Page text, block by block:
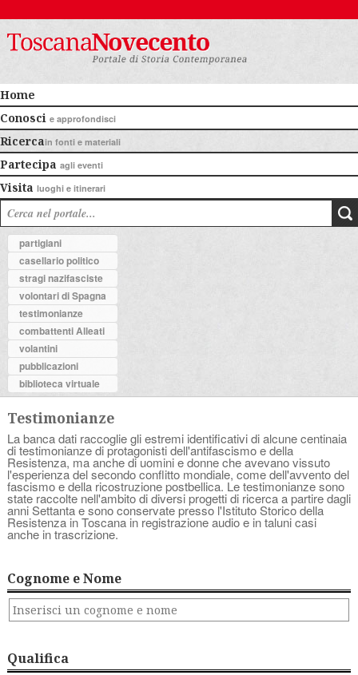
Home
Conosci e approfondisci
Ricercain fonti e materiali
Partecipa agli eventi
Visita luoghi e itinerari
partigiani
casellario politico
stragi nazifasciste
volontari di Spagna
testimonianze
combattenti Alleati
volantini
pubblicazioni
biblioteca virtuale
Testimonianze
La banca dati raccoglie gli estremi identificativi di alcune centinaia
di testimonianze di protagonisti dell'antifascismo e della
Resistenza, ma anche di uomini e donne che avevano vissuto
l'esperienza del secondo conflitto mondiale, come dell'avvento del
fascismo e della ricostruzione postbellica. Le testimonianze sono
state raccolte nell'ambito di diversi progetti di ricerca a partire dagli
anni Settanta e sono conservate presso l'Istituto Storico della
Resistenza in Toscana in registrazione audio e in taluni casi
anche in trascrizione.
Cognome e Nome
Qualifica